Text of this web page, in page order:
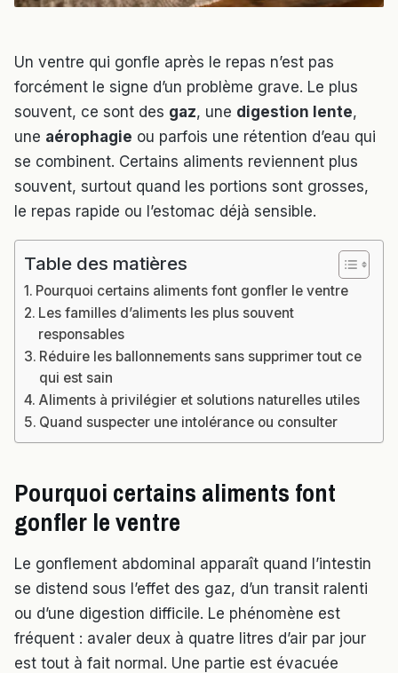
Un ventre qui gonfle après le repas n’est pas
forcément le signe d’un problème grave. Le plus
souvent, ce sont des gaz, une digestion lente,
une aérophagie ou parfois une rétention d’eau qui
se combinent. Certains aliments reviennent plus
souvent, surtout quand les portions sont grosses,
le repas rapide ou l’estomac déjà sensible.
Table des matières
Pourquoi certains aliments font gonfler le ventre
Les familles d’aliments les plus souvent
responsables
Réduire les ballonnements sans supprimer tout ce
qui est sain
Aliments à privilégier et solutions naturelles utiles
Quand suspecter une intolérance ou consulter
Pourquoi certains aliments font
gonfler le ventre
Le gonflement abdominal apparaît quand l’intestin
se distend sous l’effet des gaz, d’un transit ralenti
ou d’une digestion difficile. Le phénomène est
fréquent : avaler deux à quatre litres d’air par jour
est tout à fait normal. Une partie est évacuée